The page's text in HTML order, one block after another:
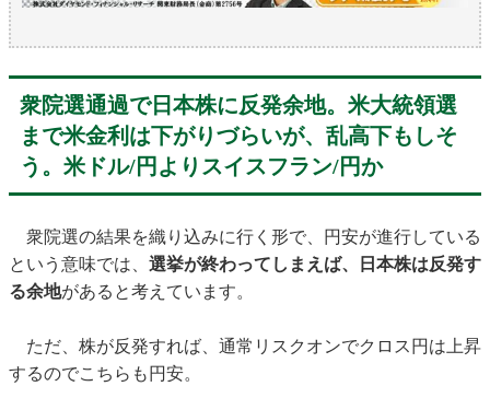
衆院選通過で日本株に反発余地。米大統領選
まで米金利は下がりづらいが、乱高下もしそ
う。米ドル/円よりスイスフラン/円か
衆院選の結果を織り込みに行く形で、円安が進行している
という意味では、 選挙が終わってしまえば、日本株は反発す
る余地があると考えています。
ただ、株が反発すれば、通常リスクオンでクロス円は上昇
するのでこちらも円安。